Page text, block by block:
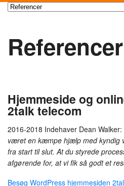
Referencer
Hjemmeside og
2talk telecom
2016-2018 Indehaver Dean Walker:
været en kæmpe hjælp med kyndig
fra start til slut. At du styrede
afgørende for, at vi fik så godt et
Besøg WordPress hjemmesiden